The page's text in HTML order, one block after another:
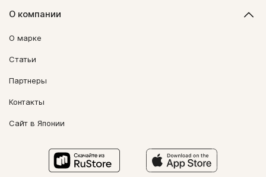
О компании
О марке
Статьи
Партнеры
Контакты
Сайт в Японии